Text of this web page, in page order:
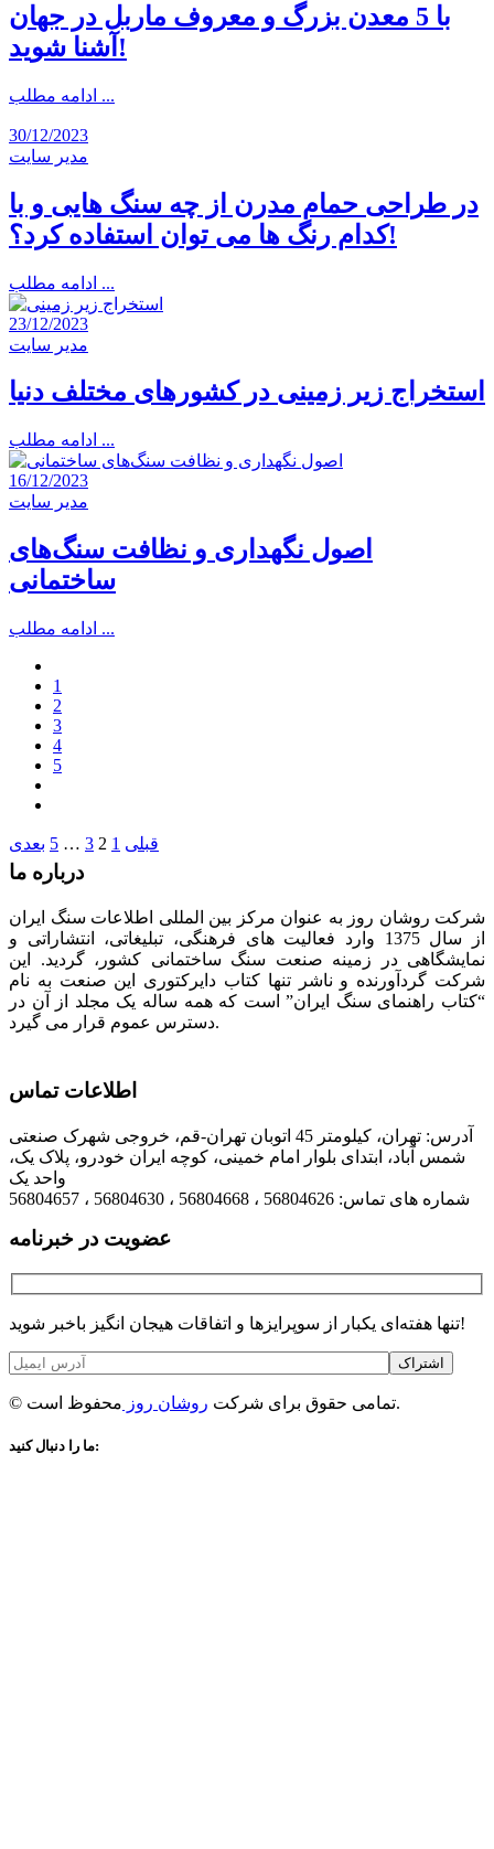
با 5 معدن بزرگ و معروف ماربل در جهان
آشنا شوید!
ادامه مطلب ...
30/12/2023
مدیر سایت
در طراحی حمام مدرن از چه سنگ هایی و با
کدام رنگ ها می توان استفاده کرد؟!
ادامه مطلب ...
23/12/2023
مدیر سایت
استخراج زیر زمینی در کشورهای مختلف دنیا
ادامه مطلب ...
16/12/2023
مدیر سایت
اصول نگهداری و نظافت سنگ‌های
ساختمانی
ادامه مطلب ...
1
2
3
4
5
صفحه‌بندی
نوشته‌ها
قبلی 1
2
3
…
5 بعدی
درباره ما
شرکت روشان روز به عنوان مرکز بین المللی اطلاعات سنگ ایران
از سال 1375 وارد فعالیت های فرهنگی، تبلیغاتی، انتشاراتی و
نمایشگاهی در زمینه صنعت سنگ ساختمانی کشور، گردید. این
شرکت گردآورنده و ناشر تنها کتاب دایرکتوری این صنعت به نام
“کتاب راهنمای سنگ ایران” است که همه ساله یک مجلد از آن در
دسترس عموم قرار می گیرد.
اطلاعات تماس
آدرس: تهران، کیلومتر 45 اتوبان تهران-قم، خروجی شهرک صنعتی
شمس آباد، ابتدای بلوار امام خمینی، کوچه ایران خودرو، پلاک یک،
واحد یک
شماره های تماس: 56804626 ، 56804668 ، 56804630 ، 56804657
عضویت در خبرنامه
تنها هفته‌ای یکبار از سوپرایزها و اتفاقات هیجان انگیز باخبر شوید!
اشتراک
© تمامی حقوق برای شرکت روشان روز محفوظ است.
ما را دنبال کنید: